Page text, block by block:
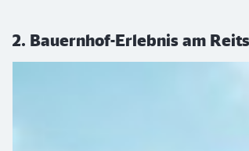
2. Bauernhof-Erlebnis am